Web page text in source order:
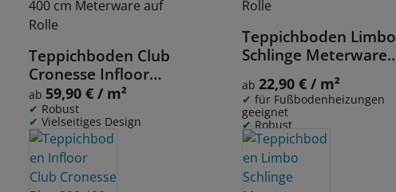
Details
Teppichboden Club
Cronesse Infloor
Meterware auf Rolle
Regulärer Preis:
ab 59,90 € / m²
Robust
Vielseitiges Design
Details
Teppichboden Limbo
Schlinge Meterware
Regulärer Preis:
ab 22,90 € / m²
für Fußbodenheizungen
geeignet
Robust